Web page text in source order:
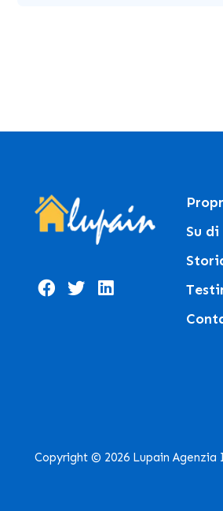
Su
Copyright © 2026 Lupain